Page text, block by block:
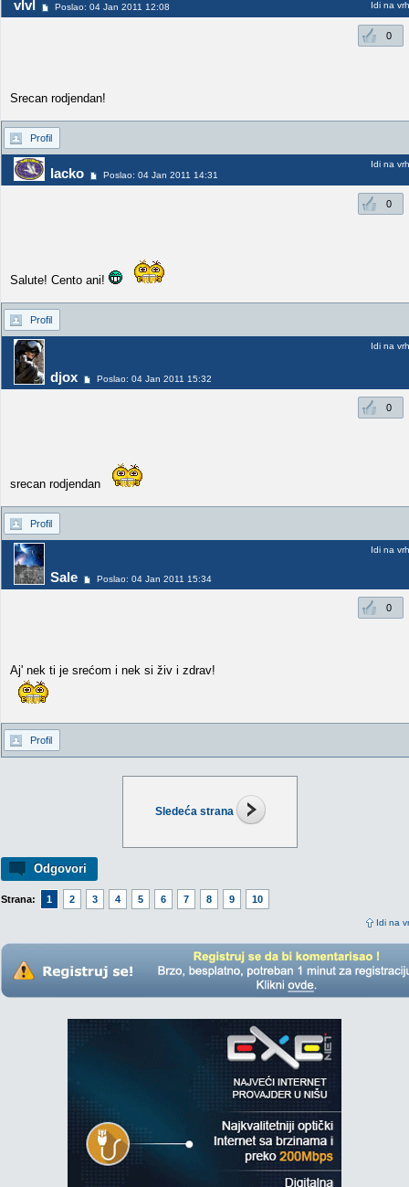
Sledeća strana
Odgovori
Strana: 1 2 3 4 5 6 7 8 9 10
Idi na
vlvl Poslao: 04 Jan 2011 12:08 Idi na vrh
0
Srecan rodjendan!
Profil
lacko Poslao: 04 Jan 2011 14:31
Idi na vrh
0
Salute! Cento ani!
Profil
djox Poslao: 04 Jan 2011 15:32
Idi na vrh
0
srecan rodjendan
Profil
Sale Poslao: 04 Jan 2011 15:34
Idi na vrh
0
Aj' nek ti je srećom i nek si živ i zdrav!
Profil